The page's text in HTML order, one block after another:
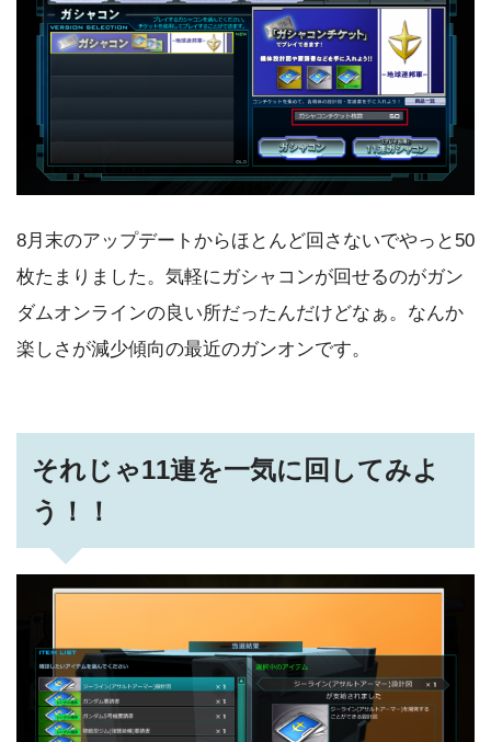
8月末のアップデートからほとんど回さないでやっと50
枚たまりました。気軽にガシャコンが回せるのがガン
ダムオンラインの良い所だったんだけどなぁ。なんか
楽しさが減少傾向の最近のガンオンです。
それじゃ11連を一気に回してみよ
う！！